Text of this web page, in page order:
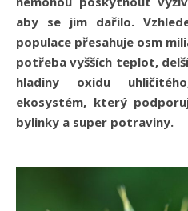
aby se jim dařilo.
populace přesahuje osm
potřeba vyšších teplot,
hladiny oxidu
ekosystém, který
bylinky a super potraviny.